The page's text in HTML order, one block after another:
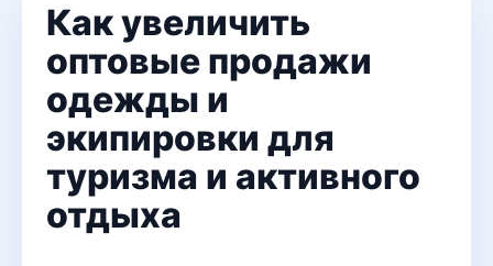
Как увеличить
оптовые продажи
одежды и
экипировки для
туризма и активного
отдыха